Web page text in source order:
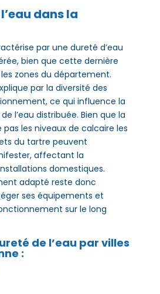
dansla
par une dureté d’eau
bien que cette dernière
zones du département.
par la diversité des
ce qui influence la
l’eau distribuée. Bien que la
les niveaux de calcaire les
du tartre peuvent
affectant la
domestiques.
adapté reste donc
ses équipements et
sur le long
de l’eau par villes
: